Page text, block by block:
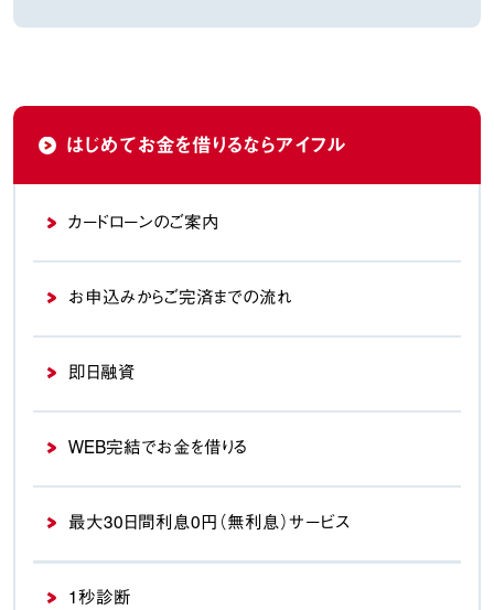
はじめてお金を借りるならアイフル
カードローンのご案内
お申込みからご完済までの流れ
即日融資
WEB完結でお金を借りる
最大30日間利息0円（無利息）サービス
1秒診断